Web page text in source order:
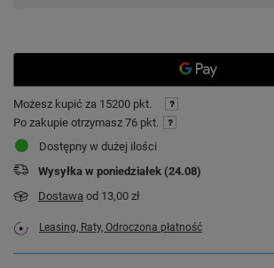
Możesz kupić za 15200 pkt.
Po zakupie otrzymasz 76 pkt.
Dostępny w dużej ilości
Wysyłka w poniedziałek (24.08)
Dostawa od 13,00 zł
Leasing, Raty, Odroczona płatność